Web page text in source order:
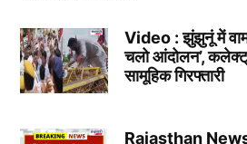
Video : झुंझुनूं में
चलो आंदोलन’,
सामूहिक गिरफ्तारी
Rajasthan